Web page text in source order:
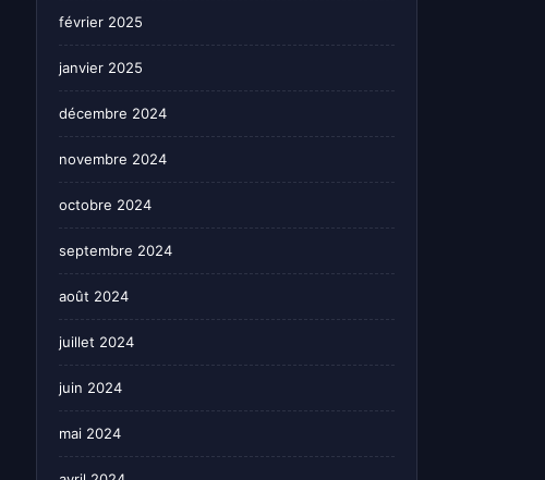
février 2025
janvier 2025
décembre 2024
novembre 2024
octobre 2024
septembre 2024
août 2024
juillet 2024
juin 2024
mai 2024